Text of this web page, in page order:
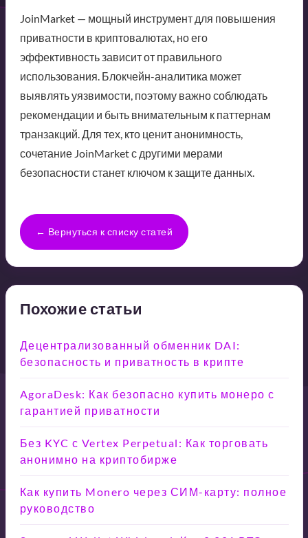
JoinMarket — мощный инструмент для повышения
приватности в криптовалютах, но его
эффективность зависит от правильного
использования. Блокчейн-аналитика может
выявлять уязвимости, поэтому важно соблюдать
рекомендации и быть внимательным к паттернам
транзакций. Для тех, кто ценит анонимность,
сочетание JoinMarket с другими мерами
безопасности станет ключом к защите данных.
← Вернуться к списку статей
Похожие статьи
Децентрализованный обменник DAI:
безопасность и приватность в крипте
AgoraDesk: Как безопасно купить монеро с
гарантией приватности
Без KYC с Vertex Perpetual: Как торговать
анонимно на криптобирже
Как купить Monero через СИМ-карту: полное
руководство